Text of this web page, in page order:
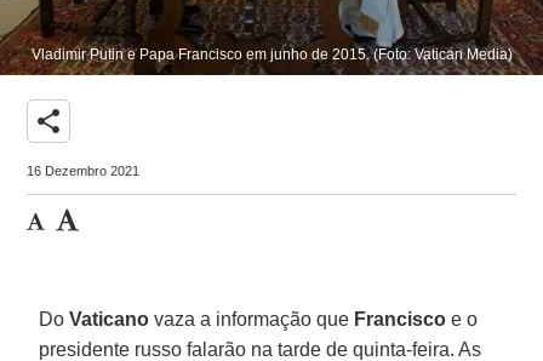
Vladimir Putin e Papa Francisco em junho de 2015. (Foto: Vatican Media)
share
16 Dezembro 2021
DoVaticano vaza a informação que Francisco e o
presidente russo falarão na tarde de quinta-feira. As